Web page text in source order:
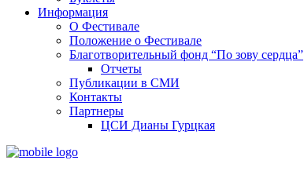
Информация
О Фестивале
Положение о Фестивале
Благотворительный фонд “По зову сердца”
Отчеты
Публикации в СМИ
Контакты
Партнеры
ЦСИ Дианы Гурцкая